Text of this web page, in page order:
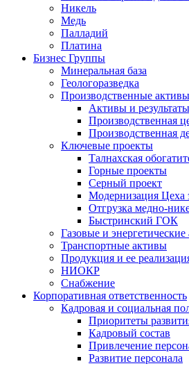
Никель
Медь
Палладий
Платина
Бизнес Группы
Минеральная база
Геологоразведка
Производственные активы
Активы и результаты
Производственная
Производственная
Ключевые проекты
Талнахская
Горные проекты
Серный проект
Модернизация Цеха
Отгрузка медно-
Быстринский ГОК
Газовые и
Транспортные активы
Продукция и ее
НИОКР
Снабжение
Корпоративная ответственность
Кадровая и социальная
Приоритеты
Кадровый состав
Привлечение
Развитие персонала